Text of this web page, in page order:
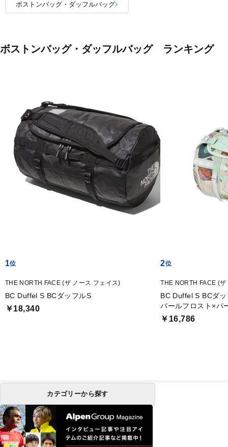
ボストンバッグ・ダッフルバッグ
ボストンバッグ・ダッフルバッグ ランキング
1
THE NORTH FACE (ザ ノース フェイス)
BC Duffel S BCダッフルS
￥18,340
2
THE NORTH FACE (
BC Duffel S BCダ
パールフロスト×パ
￥16,786
カテゴリーから探す